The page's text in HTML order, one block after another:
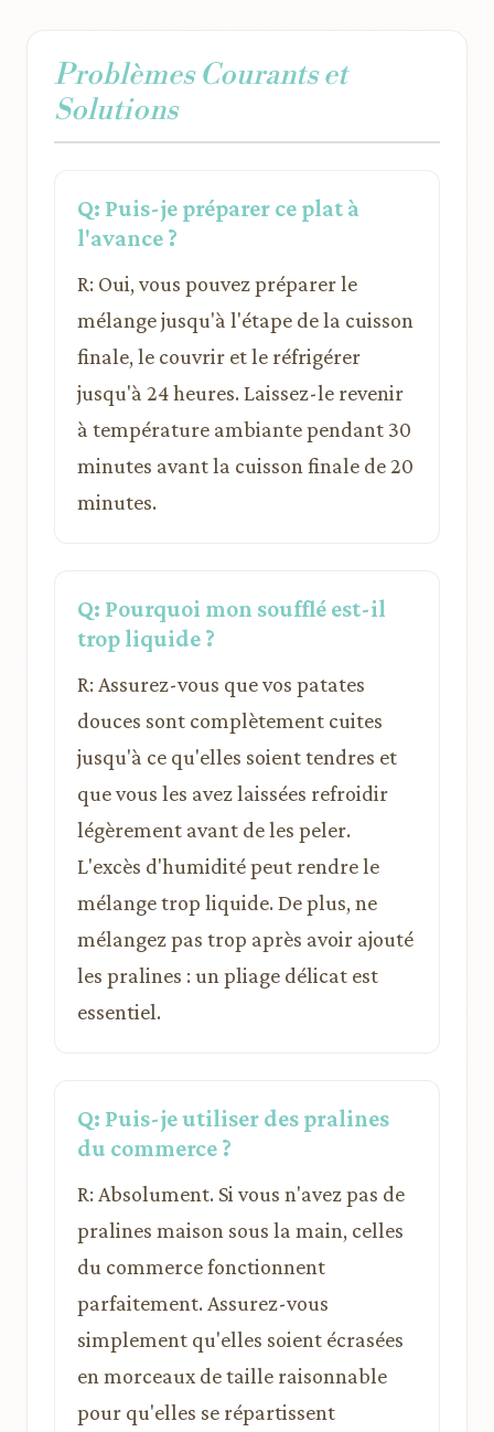
Problèmes Courants et
Solutions
Q: Puis-je préparer ce plat à
l'avance ?
R: Oui, vous pouvez préparer le
mélange jusqu'à l'étape de la cuisson
finale, le couvrir et le réfrigérer
jusqu'à 24 heures. Laissez-le revenir
à température ambiante pendant 30
minutes avant la cuisson finale de 20
minutes.
Q: Pourquoi mon soufflé est-il
trop liquide ?
R: Assurez-vous que vos patates
douces sont complètement cuites
jusqu'à ce qu'elles soient tendres et
que vous les avez laissées refroidir
légèrement avant de les peler.
L'excès d'humidité peut rendre le
mélange trop liquide. De plus, ne
mélangez pas trop après avoir ajouté
les pralines : un pliage délicat est
essentiel.
Q: Puis-je utiliser des pralines
du commerce ?
R: Absolument. Si vous n'avez pas de
pralines maison sous la main, celles
du commerce fonctionnent
parfaitement. Assurez-vous
simplement qu'elles soient écrasées
en morceaux de taille raisonnable
pour qu'elles se répartissent